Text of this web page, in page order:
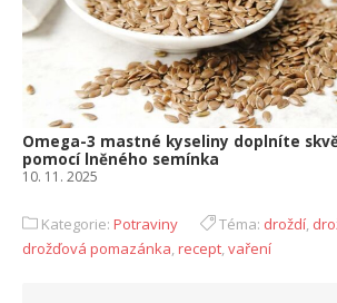
Omega-3 mastné kyseliny doplníte
pomocí lněného semínka
10. 11. 2025
Kategorie: Potraviny Téma: droždí,
drožďová pomazánka,recept,vaření